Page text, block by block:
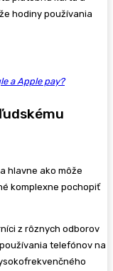
hodiny používania
a Apple pay?
hlavne ako môže
komplexne pochopiť
z rôznych odborov
telefónov na